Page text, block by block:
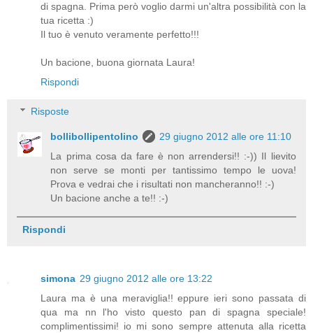
di spagna. Prima però voglio darmi un'altra possibilità con la
tua ricetta :)
Il tuo è venuto veramente perfetto!!!
Un bacione, buona giornata Laura!
Rispondi
Risposte
bollibollipentolino
29 giugno 2012 alle ore 11:10
La prima cosa da fare è non arrendersi!! :-)) Il lievito
non serve se monti per tantissimo tempo le uova!
Prova e vedrai che i risultati non mancheranno!! :-)
Un bacione anche a te!! :-)
Rispondi
simona 29 giugno 2012 alle ore 13:22
Laura ma è una meraviglia!! eppure ieri sono passata di
qua ma nn l'ho visto questo pan di spagna speciale!
complimentissimi! io mi sono sempre attenuta alla ricetta